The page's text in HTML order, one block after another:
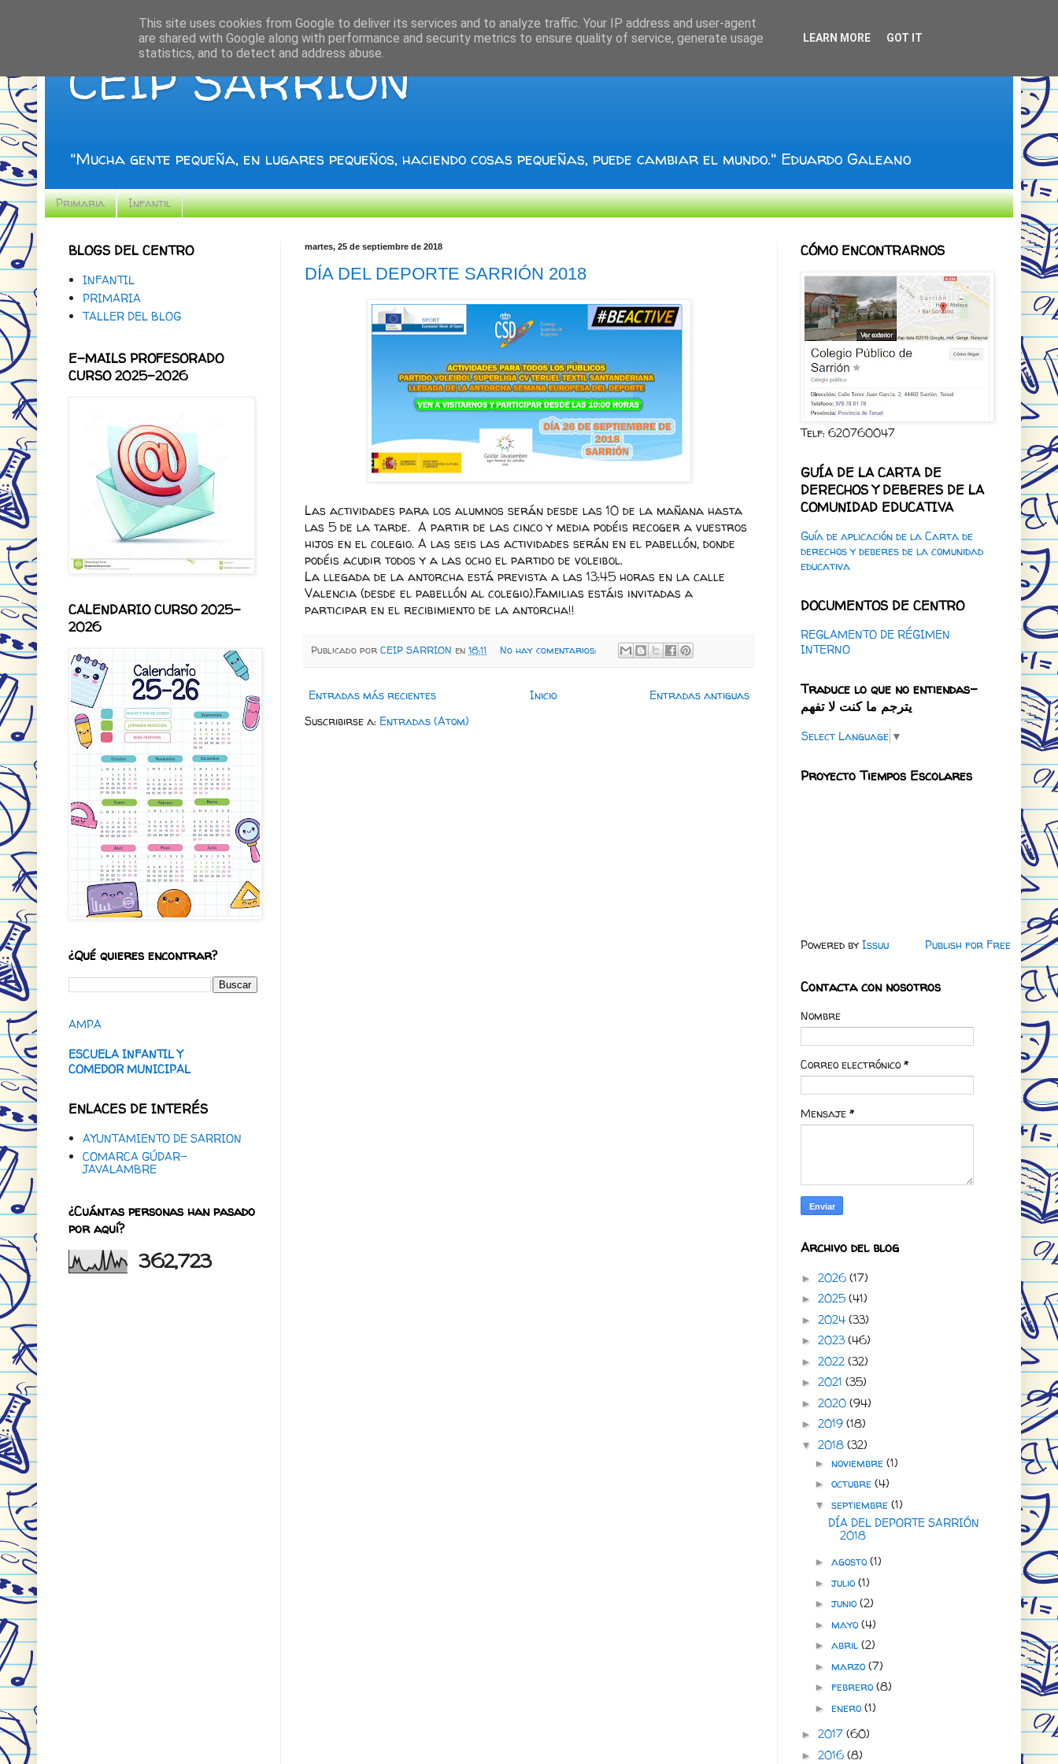
CEIP SARRIÓN
"Mucha gente pequeña, en lugares pequeños, haciendo cosas pequeñas, puede cambiar el mundo." Eduardo Galeano
Primaria Infantil
martes, 25 de septiembre de 2018
DÍA DEL DEPORTE SARRIÓN 2018
Las actividades para los alumnos serán desde las 10 de la mañana hasta
las 5 de la tarde. A partir de las cinco y media podéis recoger a vuestros
hijos en el colegio. A las seis las actividades serán en el pabellón, donde
podéis acudir todos y a las ocho el partido de voleibol.
La llegada de la antorcha está prevista a las 13:45 horas en la calle
Valencia (desde el pabellón al colegio).Familias estáis invitadas a
participar en el recibimiento de la antorcha!!
Publicado por CEIP SARRION en 18:11 No hay comentarios:
Entradas más recientes Entradas antiguas
Inicio
Suscribirse a: Entradas (Atom)
BLOGS DEL CENTRO
INFANTIL
PRIMARIA
TALLER DEL BLOG
E-MAILS PROFESORADO
CURSO 2025-2026
CALENDARIO CURSO 2025-
2026
¿Qué quieres encontrar?
AMPA
ESCUELA INFANTIL Y
COMEDOR MUNICIPAL
ENLACES DE INTERÉS
AYUNTAMIENTO DE SARRION
COMARCA GÚDAR-
JAVALAMBRE
¿Cuántas personas han pasado
por aquí?
362,723
CÓMO ENCONTRARNOS
Telf: 620760047
GUÍA DE LA CARTA DE
DERECHOS Y DEBERES DE LA
COMUNIDAD EDUCATIVA
Guía de aplicación de la Carta de
derechos y deberes de la comunidad
educativa
DOCUMENTOS DE CENTRO
REGLAMENTO DE RÉGIMEN
INTERNO
Traduce lo que no entiendas-
يترجم ما كنت لا تفهم
Select Language ▼
Proyecto Tiempos Escolares
Powered by Issuu Publish for Free
Contacta con nosotros
Nombre
Correo electrónico *
Mensaje *
Archivo del blog
► 2026 (17)
► 2025 (41)
► 2024 (33)
► 2023 (46)
► 2022 (32)
► 2021 (35)
► 2020 (94)
► 2019 (18)
▼ 2018 (32)
► noviembre (1)
► octubre (4)
▼ septiembre (1)
DÍA DEL DEPORTE SARRIÓN
2018
► agosto (1)
► julio (1)
► junio (2)
► mayo (4)
► abril (2)
► marzo (7)
► febrero (8)
► enero (1)
► 2017 (60)
► 2016 (8)
This site uses cookies from Google to deliver its services and to analyze traffic. Your IP address and user-agent
are shared with Google along with performance and security metrics to ensure quality of service, generate usage
statistics, and to detect and address abuse.
LEARN MORE GOT IT